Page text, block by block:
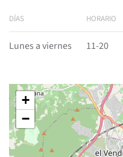
DÍAS HORARIO
Lunes a viernes 11-20
+
−